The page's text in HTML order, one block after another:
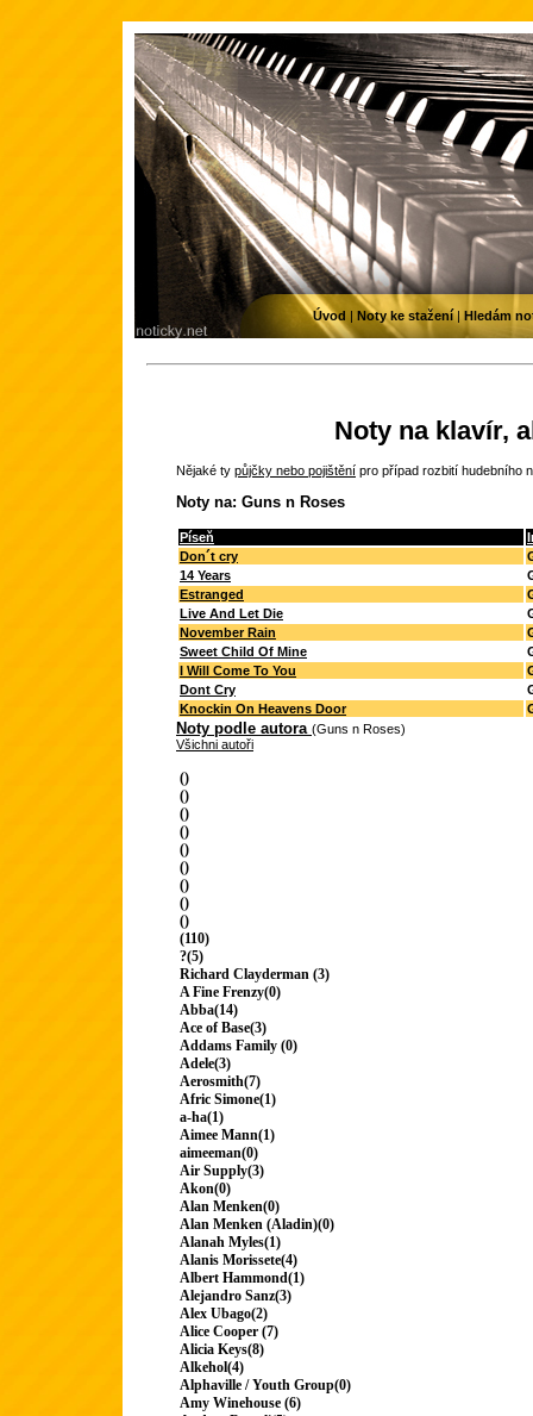
Noty na klavír,
Nějaké ty půjčky nebo pojištění pro případ rozbití hudebního
Noty na: Guns n Roses
Píseň
Don´t cry
14 Years
Estranged
Live And Let Die
November Rain
Sweet Child Of Mine
I Will Come To You
Dont Cry
Knockin On Heavens Door
Noty podle autora (Guns n Roses)
Všichni autoři
()
()
()
()
()
()
()
()
()
(110)
?(5)
Richard Clayderman (3)
A Fine Frenzy(0)
Abba(14)
Ace of Base(3)
Addams Family (0)
Adele(3)
Aerosmith(7)
Afric Simone(1)
a-ha(1)
Aimee Mann(1)
aimeeman(0)
Air Supply(3)
Akon(0)
Alan Menken(0)
Alan Menken (Aladin)(0)
Alanah Myles(1)
Alanis Morissete(4)
Albert Hammond(1)
Alejandro Sanz(3)
Alex Ubago(2)
Alice Cooper (7)
Alicia Keys(8)
Alkehol(4)
Alphaville / Youth Group(0)
Amy Winehouse (6)
Úvod | Noty ke stažení| Hledám